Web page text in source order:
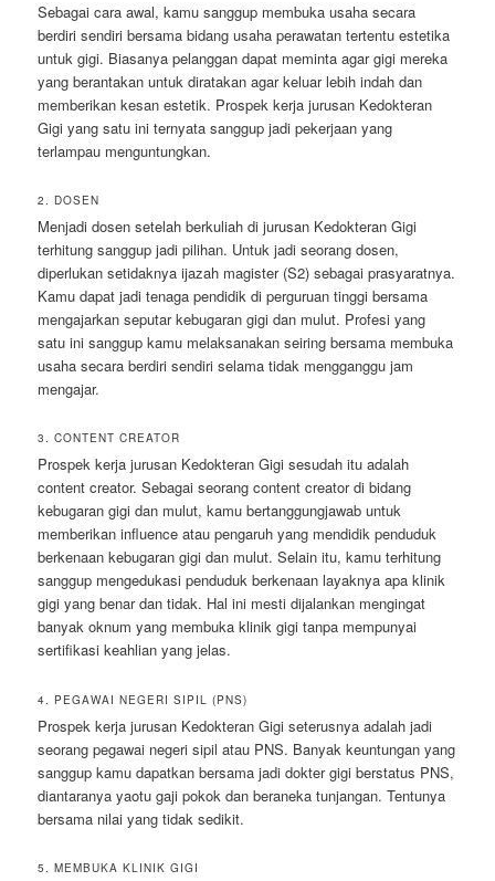
Sebagai cara awal, kamu sanggup membuka usaha secara
berdiri sendiri bersama bidang usaha perawatan tertentu estetika
untuk gigi. Biasanya pelanggan dapat meminta agar gigi mereka
yang berantakan untuk diratakan agar keluar lebih indah dan
memberikan kesan estetik. Prospek kerja jurusan Kedokteran
Gigi yang satu ini ternyata sanggup jadi pekerjaan yang
terlampau menguntungkan.
2. DOSEN
Menjadi dosen setelah berkuliah di jurusan Kedokteran Gigi
terhitung sanggup jadi pilihan. Untuk jadi seorang dosen,
diperlukan setidaknya ijazah magister (S2) sebagai prasyaratnya.
Kamu dapat jadi tenaga pendidik di perguruan tinggi bersama
mengajarkan seputar kebugaran gigi dan mulut. Profesi yang
satu ini sanggup kamu melaksanakan seiring bersama membuka
usaha secara berdiri sendiri selama tidak mengganggu jam
mengajar.
3. CONTENT CREATOR
Prospek kerja jurusan Kedokteran Gigi sesudah itu adalah
content creator. Sebagai seorang content creator di bidang
kebugaran gigi dan mulut, kamu bertanggungjawab untuk
memberikan influence atau pengaruh yang mendidik penduduk
berkenaan kebugaran gigi dan mulut. Selain itu, kamu terhitung
sanggup mengedukasi penduduk berkenaan layaknya apa klinik
gigi yang benar dan tidak. Hal ini mesti dijalankan mengingat
banyak oknum yang membuka klinik gigi tanpa mempunyai
sertifikasi keahlian yang jelas.
4. PEGAWAI NEGERI SIPIL (PNS)
Prospek kerja jurusan Kedokteran Gigi seterusnya adalah jadi
seorang pegawai negeri sipil atau PNS. Banyak keuntungan yang
sanggup kamu dapatkan bersama jadi dokter gigi berstatus PNS,
diantaranya yaotu gaji pokok dan beraneka tunjangan. Tentunya
bersama nilai yang tidak sedikit.
5. MEMBUKA KLINIK GIGI